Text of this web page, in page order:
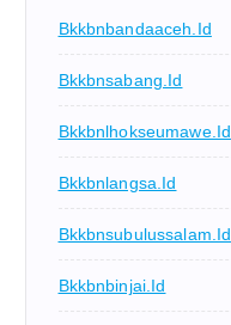
Bkkbnbandaaceh.id
Bkkbnsabang.id
Bkkbnlhokseumawe.id
Bkkbnlangsa.id
Bkkbnsubulussalam.id
Bkkbnbinjai.id